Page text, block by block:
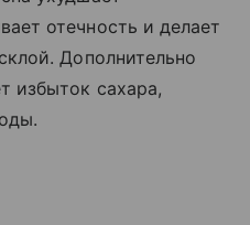
отечность и делает
Дополнительно
избыток сахара,